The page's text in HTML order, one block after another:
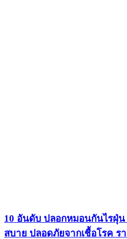
10 อันดับ ปลอกหมอนกันไรฝุ่
สบาย ปลอดภัยจากเชื้อโรค ร